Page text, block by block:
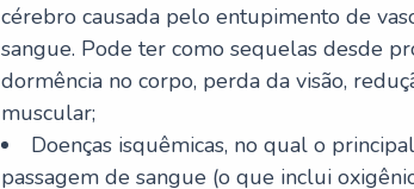
cérebro causada pelo entupimento de
sangue. Pode ter como sequelas desde
dormência no corpo, perda da visão,
muscular;
Doenças isquêmicas, no qual o
passagem de sangue (o que inclui